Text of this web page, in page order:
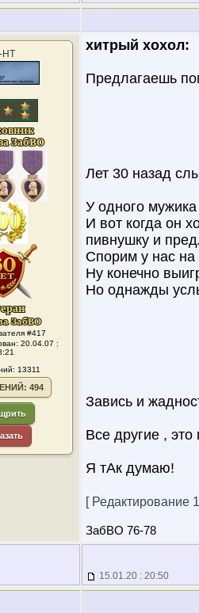
НТ
#417
20.04.07 :
13311
494
хитрый хохол:
Предлагаешь
Лет 30 назад
У одного
И вот когда он
пивнушку и
Спорим у нас
Ну конечно
Но однажды
Завись и
Все другие ,
Я тАк думаю!
[ Редактирование
ЗабВО 76-78
15.01.20 : 20:50